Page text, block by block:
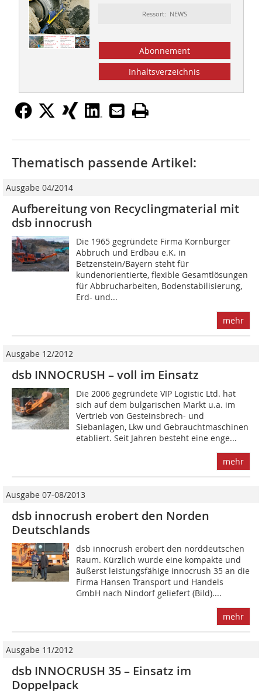
Ressort: NEWS
Abonnement
Inhaltsverzeichnis
Thematisch passende Artikel:
Ausgabe 04/2014
Aufbereitung von Recyclingmaterial mit
dsb innocrush
Die 1965 gegründete Firma Kornburger
Abbruch und Erdbau e.K. in
Betzenstein/Bayern steht für
kundenorientierte, flexible Gesamtlösungen
für Abbrucharbeiten, Bodenstabilisierung,
Erd- und...
mehr
Ausgabe 12/2012
dsb INNOCRUSH – voll im Einsatz
Die 2006 gegründete VIP Logistic Ltd. hat
sich auf dem bulgarischen Markt u.a. im
Vertrieb von Gesteinsbrech- und
Siebanlagen, Lkw und Gebrauchtmaschinen
etabliert. Seit Jahren besteht eine enge...
mehr
Ausgabe 07-08/2013
dsb innocrush erobert den Norden
Deutschlands
dsb innocrush erobert den norddeutschen
Raum. Kürzlich wurde eine kompakte und
äußerst leistungsfähige innocrush 35 an die
Firma Hansen Transport und Handels
GmbH nach Nindorf geliefert (Bild)....
mehr
Ausgabe 11/2012
dsb INNOCRUSH 35 – Einsatz im
Doppelpack